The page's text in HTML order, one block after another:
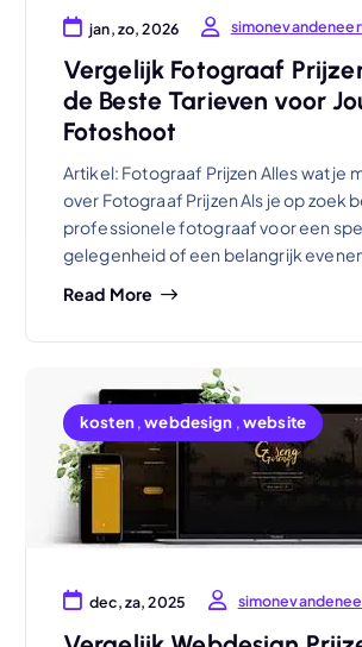
jan, zo, 2026
Vergelijk Fotograaf
de Beste Tarieven voor
Fotoshoot
Artikel: Fotograaf Prijzen Alles wat je
over Fotograaf Prijzen Als je op zoek
professionele fotograaf voor een
gelegenheid of een belangrijk
Read More
kosten,webdesign ,website
dec, za, 2025